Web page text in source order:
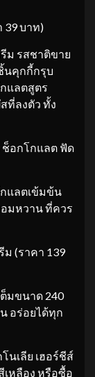
39 บาท)
ม รสชาติขาย
นคุกกี้กรุบ
แลตสูตร
ที่ลงตัว ทั้ง
ช็อกโกแลต ฟัด
แลตเข้มข้น
มหวาน ที่ควร
(ราคา 139
มขนาด 240
อร่อยได้ทุก
นเลีย เฮอร์ชีส์
หลือง หรือซื้อ